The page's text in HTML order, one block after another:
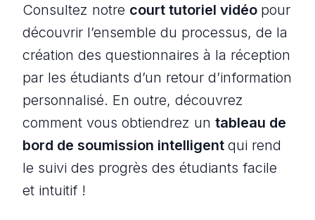
Consultez notre court tutoriel vidéo pour
découvrir l’ensemble du processus, de la
création des questionnaires à la réception
par les étudiants d’un retour d’information
personnalisé. En outre, découvrez
comment vous obtiendrez un tableau de
bord de soumission intelligent qui rend
le suivi des progrès des étudiants facile
et intuitif !